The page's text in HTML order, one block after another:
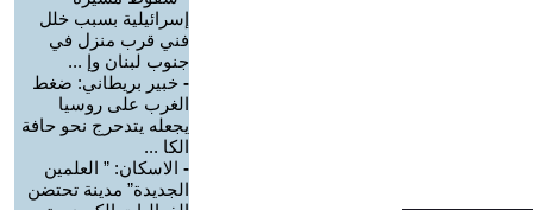
إسرائيلية بسبب خلل
فني قرب منزل في
جنوب لبنان وإ ...
- خبير بريطاني: ضغط
الغرب على روسيا
يجعله يتدحرج نحو حافة
الكا ...
- الاسكان: ” العلمين
الجديدة” مدينة تحتضن